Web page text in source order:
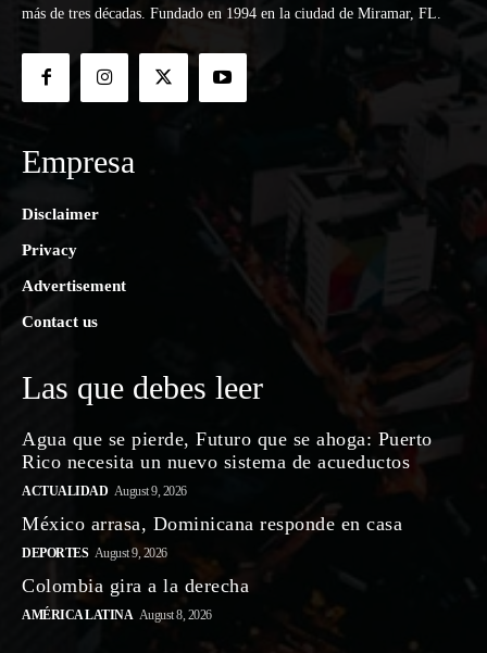
más de tres décadas. Fundado en 1994 en la ciudad de Miramar, FL.
Empresa
Disclaimer
Privacy
Advertisement
Contact us
Las que debes leer
Agua que se pierde, Futuro que se ahoga: Puerto
Rico necesita un nuevo sistema de acueductos
ACTUALIDAD August 9, 2026
México arrasa, Dominicana responde en casa
DEPORTES August 9, 2026
Colombia gira a la derecha
AMÉRICA LATINA August 8, 2026